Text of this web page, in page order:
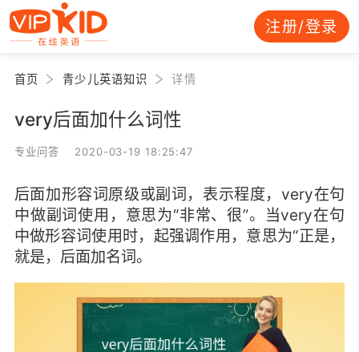
注册/登录
首页 青少儿英语知识 详情
very后面加什么词性
专业问答 2020-03-19 18:25:47
后面加形容词原级或副词，表示程度，very在句
中做副词使用，意思为“非常、很”。当very在句
中做形容词使用时，起强调作用，意思为“正是，
就是，后面加名词。